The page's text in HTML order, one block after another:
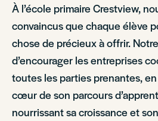
À l’école primaire Crestview,
convaincus que chaque élève
chose de précieux à offrir.
d’encourager les entreprises
toutes les parties prenantes,
cœur de son parcours
nourrissant sa croissance et